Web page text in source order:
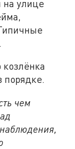
на улице
порядке.
чем